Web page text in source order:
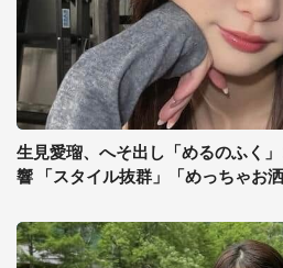
生見愛瑠、へそ出し「めるのふく
響 「スタイル抜群」「めっちゃお